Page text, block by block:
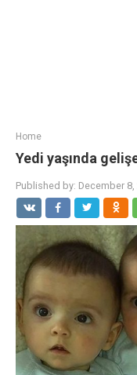
Home
Yedi yaşında
Published by: December 8,